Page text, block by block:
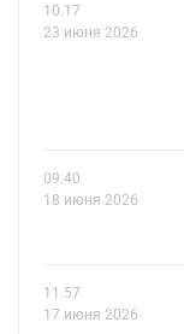
10.17
23 июня 2026
09.40
18 июня 2026
11.57
17 июня 2026